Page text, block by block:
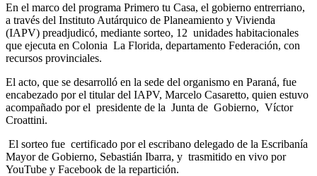
En el marco del programa Primero tu Casa, el gobierno entrerriano,
a través del Instituto Autárquico de Planeamiento y Vivienda
(IAPV) preadjudicó, mediante sorteo, 12 unidades habitacionales
que ejecuta en Colonia La Florida, departamento Federación, con
recursos provinciales.
El acto, que se desarrolló en la sede del organismo en Paraná, fue
encabezado por el titular del IAPV, Marcelo Casaretto, quien estuvo
acompañado por el presidente de la Junta de Gobierno, Víctor
Croattini.
El sorteo fue certificado por el escribano delegado de la Escribanía
Mayor de Gobierno, Sebastián Ibarra, y trasmitido en vivo por
YouTube y Facebook de la repartición.